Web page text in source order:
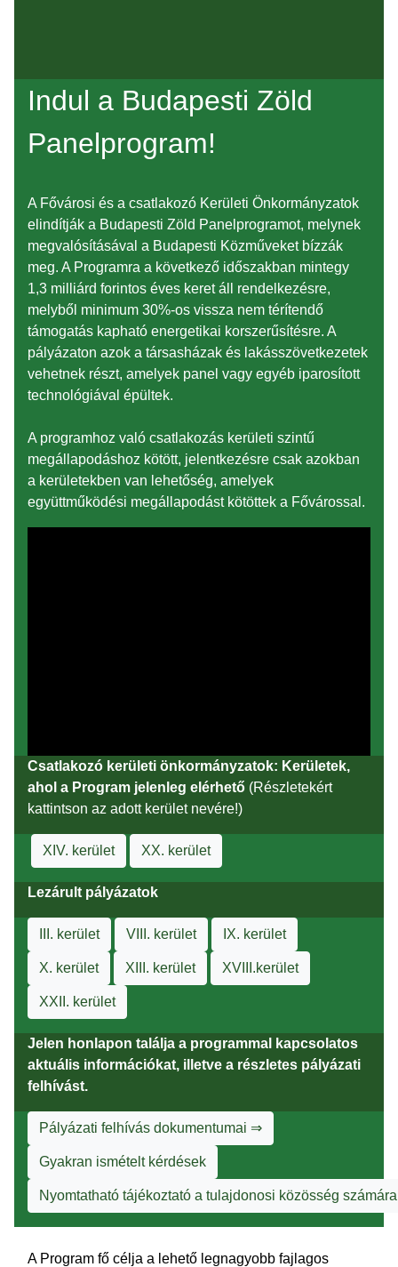
Indul a Budapesti Zöld
Panelprogram!
A Fővárosi és a csatlakozó Kerületi Önkormányzatok
elindítják a Budapesti Zöld Panelprogramot, melynek
megvalósításával a Budapesti Közműveket bízzák
meg. A Programra a következő időszakban mintegy
1,3 milliárd forintos éves keret áll rendelkezésre,
melyből minimum 30%-os vissza nem térítendő
támogatás kapható energetikai korszerűsítésre. A
pályázaton azok a társasházak és lakásszövetkezetek
vehetnek részt, amelyek panel vagy egyéb iparosított
technológiával épültek.
A programhoz való csatlakozás kerületi szintű
megállapodáshoz kötött, jelentkezésre csak azokban
a kerületekben van lehetőség, amelyek
együttműködési megállapodást kötöttek a Fővárossal.
Csatlakozó kerületi önkormányzatok: Kerületek,
ahol a Program jelenleg elérhető (Részletekért
kattintson az adott kerület nevére!)
XIV. kerület XX. kerület
Lezárult pályázatok
III. kerület VIII. kerület IX. kerület
X. kerület XIII. kerület XVIII.kerület
XXII. kerület
Jelen honlapon találja a programmal kapcsolatos
aktuális információkat, illetve a részletes pályázati
felhívást.
Pályázati felhívás dokumentumai ⇒
Gyakran ismételt kérdések
Nyomtatható tájékoztató a tulajdonosi közösség számára
A Program fő célja a lehető legnagyobb fajlagos